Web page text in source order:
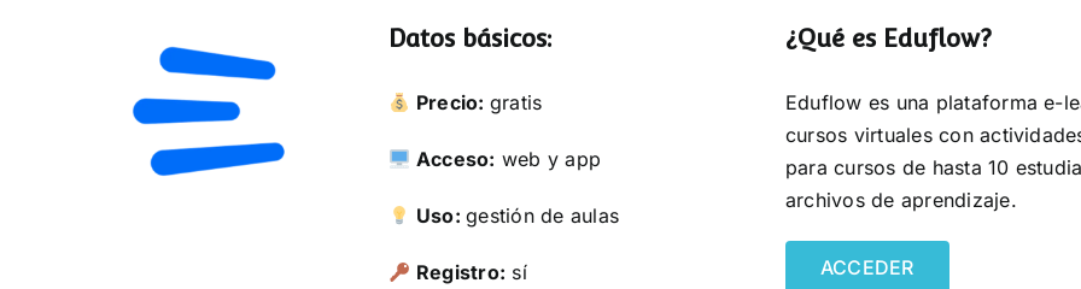
Datos básicos:
Precio: gratis
Acceso: web y app
Uso:gestión de aulas
Registro: sí
¿Qué es Eduflow?
Eduflow es una plataforma e-
cursos virtuales con
para cursos de hasta 10
archivos de aprendizaje.
ACCEDER